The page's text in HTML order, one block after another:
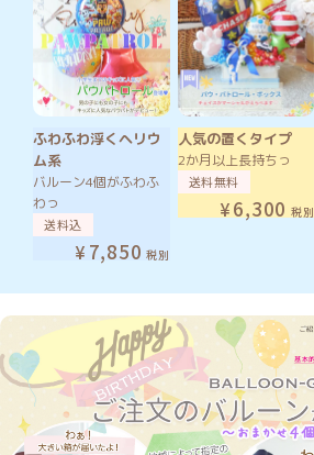
ふわふわ浮くヘリウ
ム系
バルーン4個がふわふ
わっ
送料込
7,850 税別
人気の置くタイプ
2か月以上長持ちっ
送料無料
6,300 税別